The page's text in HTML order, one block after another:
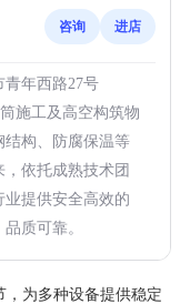
咨询 进店
年西路27号
施工及高空构筑物
结构、防腐保温等
依托成熟技术团
业提供安全高效的
质可靠。
为多种设备提供稳定